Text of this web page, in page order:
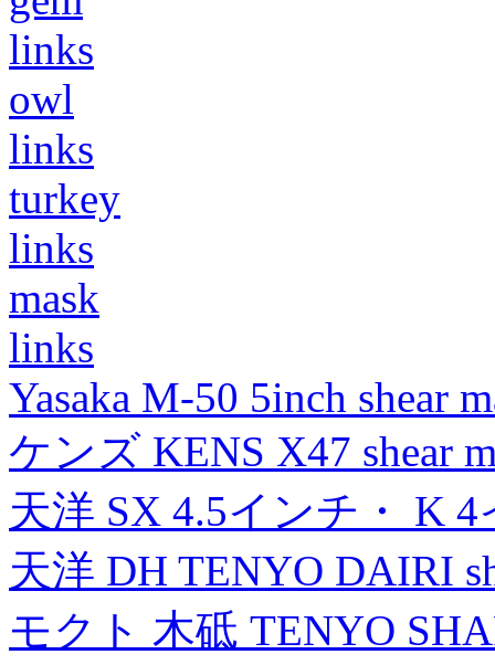
links
owl
links
turkey
links
mask
links
Yasaka M-50 5inch shear
ケンズ KENS X47 shear
天洋 SX 4.5インチ・ K
天洋 DH TENYO DAIRI
モクト 木砥 TENYO